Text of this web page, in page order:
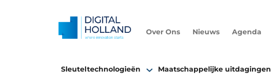
Over Ons Nieuws Agenda
Sleuteltechnologieën Maatschappelijke uitdagingen